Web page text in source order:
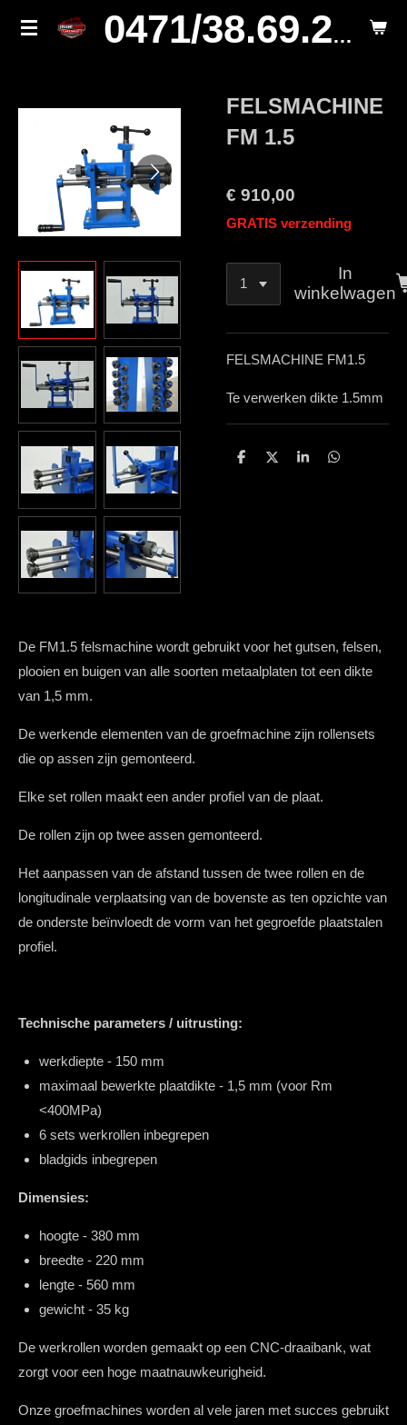
Ga
0471/38.69.29.
FELSMACHINE
FM 1.5
€ 910,00
GRATIS verzending
In
winkelwagen
FELSMACHINE FM1.5
Te verwerken dikte 1.5mm
D
D
S
D
De FM1.5 felsmachine wordt gebruikt voor het gutsen, felsen,
plooien en buigen van alle soorten metaalplaten tot een dikte
van 1,5 mm.
De werkende elementen van de groefmachine zijn rollensets
die op assen zijn gemonteerd.
Elke set rollen maakt een ander profiel van de plaat.
De rollen zijn op twee assen gemonteerd.
Het aanpassen van de afstand tussen de twee rollen en de
longitudinale verplaatsing van de bovenste as ten opzichte van
de onderste beïnvloedt de vorm van het gegroefde plaatstalen
profiel.
Technische parameters / uitrusting:
werkdiepte - 150 mm
maximaal bewerkte plaatdikte - 1,5 mm (voor Rm
<400MPa)
6 sets werkrollen inbegrepen
bladgids inbegrepen
Dimensies:
hoogte - 380 mm
breedte - 220 mm
lengte - 560 mm
gewicht - 35 kg
De werkrollen worden gemaakt op een CNC-draaibank, wat
zorgt voor een hoge maatnauwkeurigheid.
Onze groefmachines worden al vele jaren met succes gebruikt